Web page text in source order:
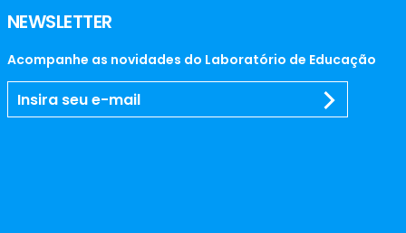
NEWSLETTER
Acompanhe as novidades do Laboratório de Educação